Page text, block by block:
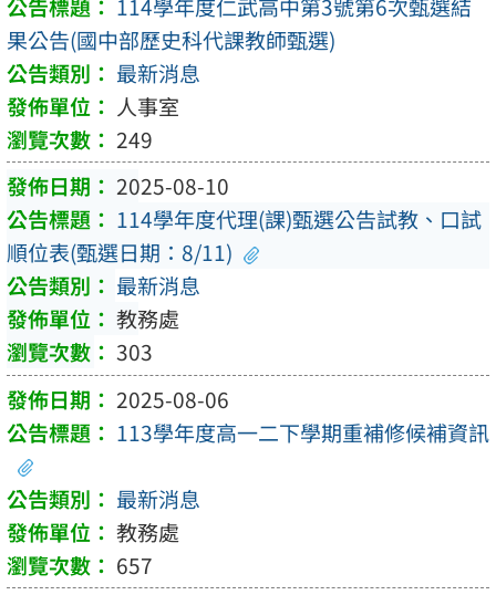
果公告(國中部歷史科代課教師甄選)
最新消息
人事室
249
2025-08-10
114學年度代理(課)甄選公告試教、口試
順位表(甄選日期：8/11)
最新消息
教務處
303
2025-08-06
113學年度高一二下學期重補修候補資訊
最新消息
教務處
657